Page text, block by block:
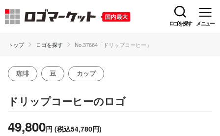
ロゴを探す メニュー
トップ ロゴを探す No.37664「ドリップコーヒー」
珈琲 豆 カップ
ドリップコーヒーのロゴ
49,800円 (税込54,780円)